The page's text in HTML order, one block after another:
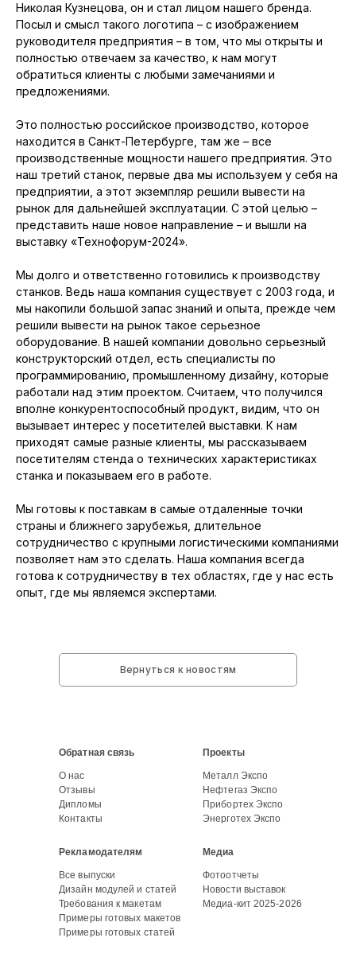
Николая Кузнецова, он и стал лицом нашего бренда.
Посыл и смысл такого логотипа – с изображением
руководителя предприятия – в том, что мы открыты и
полностью отвечаем за качество, к нам могут
обратиться клиенты с любыми замечаниями и
предложениями.
Это полностью российское производство, которое
находится в Санкт-Петербурге, там же – все
производственные мощности нашего предприятия. Это
наш третий станок, первые два мы используем у себя на
предприятии, а этот экземпляр решили вывести на
рынок для дальнейшей эксплуатации. С этой целью –
представить наше новое направление – и вышли на
выставку «Технофорум-2024».
Мы долго и ответственно готовились к производству
станков. Ведь наша компания существует с 2003 года, и
мы накопили большой запас знаний и опыта, прежде чем
решили вывести на рынок такое серьезное
оборудование. В нашей компании довольно серьезный
конструкторский отдел, есть специалисты по
программированию, промышленному дизайну, которые
работали над этим проектом. Считаем, что получился
вполне конкурентоспособный продукт, видим, что он
вызывает интерес у посетителей выставки. К нам
приходят самые разные клиенты, мы рассказываем
посетителям стенда о технических характеристиках
станка и показываем его в работе.
Мы готовы к поставкам в самые отдаленные точки
страны и ближнего зарубежья, длительное
сотрудничество с крупными логистическими компаниями
позволяет нам это сделать. Наша компания всегда
готова к сотрудничеству в тех областях, где у нас есть
опыт, где мы являемся экспертами.
Вернуться к новостям
Новости выставок
Фотоотчеты
Контакты
Обратная связь
О нас
Отзывы
Дипломы
Проекты
Металл Экспо
Нефтегаз Экспо
Прибортех Экспо
Энерготех Экспо
Рекламодателям
Все выпуски
Дизайн модулей и статей
Требования к макетам
Примеры готовых макетов
Медиа
Медиа-кит 2025-2026
Примеры готовых статей